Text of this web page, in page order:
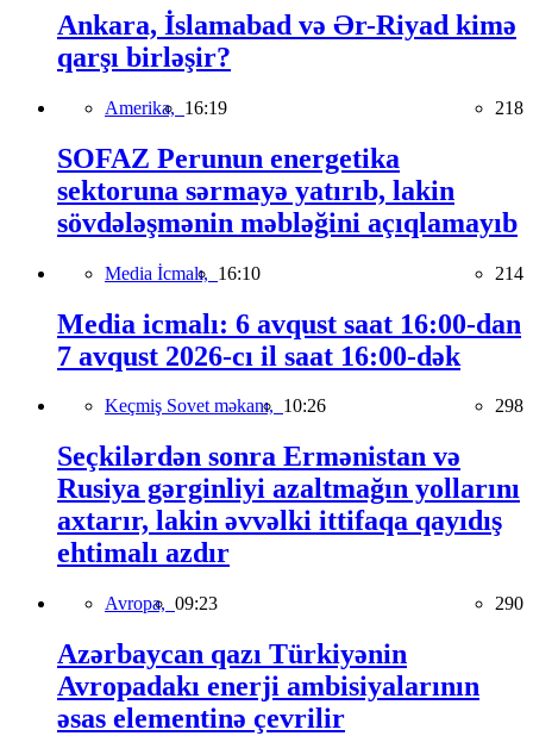
Ankara, İslamabad və Ər-Riyad kimə
qarşı birləşir?
Amerika, 16:19 218
SOFAZ Perunun energetika
sektoruna sərmayə yatırıb, lakin
sövdələşmənin məbləğini açıqlamayıb
Media İcmalı, 16:10 214
Media icmalı: 6 avqust saat 16:00-dan
7 avqust 2026-cı il saat 16:00-dək
Keçmiş Sovet məkanı, 10:26 298
Seçkilərdən sonra Ermənistan və
Rusiya gərginliyi azaltmağın yollarını
axtarır, lakin əvvəlki ittifaqa qayıdış
ehtimalı azdır
Avropa, 09:23 290
Azərbaycan qazı Türkiyənin
Avropadakı enerji ambisiyalarının
əsas elementinə çevrilir